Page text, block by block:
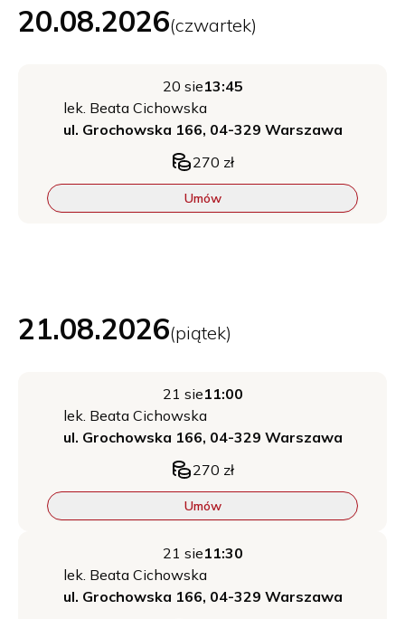
20.08.2026(czwartek)
20 sie13:45
lek. Beata Cichowska
ul. Grochowska 166, 04-329 Warszawa
270 zł
Umów
21.08.2026(piątek)
21 sie11:00
lek. Beata Cichowska
ul. Grochowska 166, 04-329 Warszawa
270 zł
Umów
21 sie11:30
lek. Beata Cichowska
ul. Grochowska 166, 04-329 Warszawa